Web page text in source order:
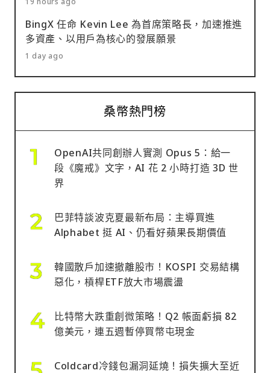
BingX 任命 Kevin Lee 為首席策略長，加速推進
多資產、以用戶為核心的發展願景
1 day ago
桑幣熱門榜
OpenAI共同創辦人實測 Opus 5：給一
段《魔戒》文字，AI 花 2 小時打造 3D 世
界
巴菲特談波克夏最新布局：主導買進
Alphabet 挺 AI、仍看好蘋果長期價值
韓國散戶加速撤離股市！KOSPI 交易結構
惡化，槓桿ETF放大市場震盪
比特幣大跌重創微策略！Q2 帳面虧損 82
億美元，連五週暫停買幣屯現金
Coldcard冷錢包漏洞延燒！損失擴大至近